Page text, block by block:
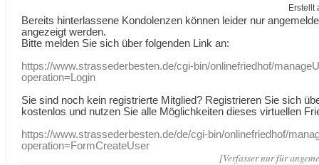
Erstellt
Bereits hinterlassene Kondolenzen können leider nur
angezeigt werden.
Bitte melden Sie sich über folgenden Link an:
https://www.strassederbesten.de/cgi-bin/onlinefriedhof/
operation=Login
Sie sind noch kein registrierte Mitglied? Registrieren Sie sich
kostenlos und nutzen Sie alle Möglichkeiten dieses virtuellen
https://www.strassederbesten.de/de/cgi-bin/onlinefriedhof/
operation=FormCreateUser
[Verfasser nur für